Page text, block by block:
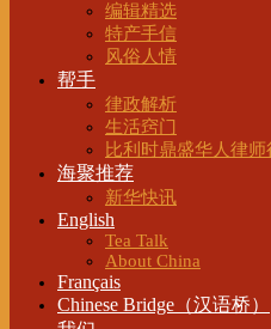
编辑精选
特产手信
风俗人情
帮手
律政解析
生活窍门
比利时鼎盛华人律师
海聚推荐
新华快讯
English
Tea Talk
About China
Français
Chinese Bridge（汉语桥）